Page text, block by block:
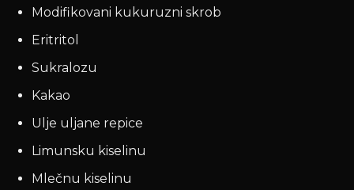
Modifikovani kukuruzni skrob
Eritritol
Sukralozu
Kakao
Ulje uljane repice
Limunsku kiselinu
Mlečnu kiselinu